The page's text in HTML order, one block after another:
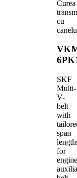
Curea
cu
SKF
Multi-
V-
belt
with
span
for
engine